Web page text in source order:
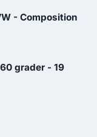
kr..
- Composition
grader - 19